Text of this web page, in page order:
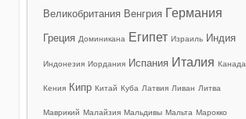
Великобритания Венгрия Германия
Греция Доминикана Египет Израиль Индия
Индонезия Иордания Испания Италия Канада
Кения Кипр Китай Куба Латвия Ливан Литва
Маврикий Малайзия Мальдивы Мальта Марокко